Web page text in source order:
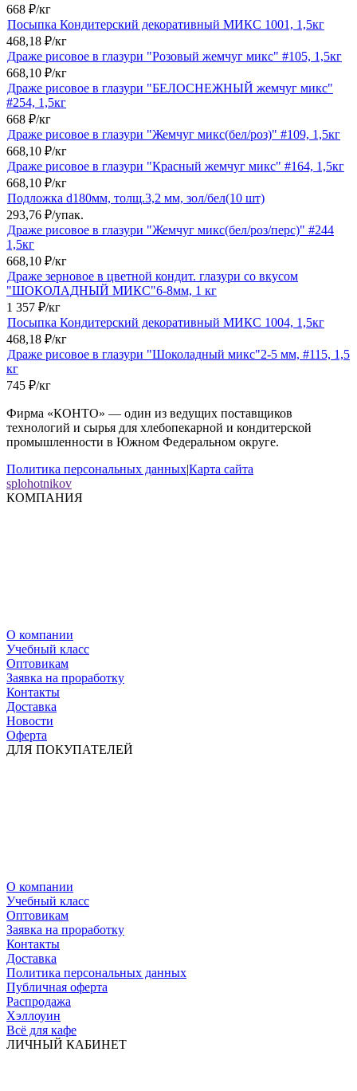
668 ₽/кг
Посыпка Кондитерский декоративный МИКС 1001, 1,5кг
468,18 ₽/кг
Драже рисовое в глазури "Розовый жемчуг микс" #105, 1,5кг
668,10 ₽/кг
Драже рисовое в глазури "БЕЛОСНЕЖНЫЙ жемчуг микс"
#254, 1,5кг
668 ₽/кг
Драже рисовое в глазури "Жемчуг микс(бел/роз)" #109, 1,5кг
668,10 ₽/кг
Драже рисовое в глазури "Красный жемчуг микс" #164, 1,5кг
668,10 ₽/кг
Подложка d180мм, толщ.3,2 мм, зол/бел(10 шт)
293,76 ₽/упак.
Драже рисовое в глазури "Жемчуг микс(бел/роз/перс)" #244
1,5кг
668,10 ₽/кг
Драже зерновое в цветной кондит. глазури со вкусом
"ШОКОЛАДНЫЙ МИКС"6-8мм, 1 кг
1 357 ₽/кг
Посыпка Кондитерский декоративный МИКС 1004, 1,5кг
468,18 ₽/кг
Драже рисовое в глазури "Шоколадный микс"2-5 мм, #115, 1,5
кг
745 ₽/кг
Фирма «КОНТО» — один из ведущих поставщиков
технологий и сырья для хлебопекарной и кондитерской
промышленности в Южном Федеральном округе.
Политика персональных данных|Карта сайта
splohotnikov
КОМПАНИЯ
О компании
Учебный класс
Оптовикам
Заявка на проработку
Контакты
Доставка
Новости
Оферта
ДЛЯ ПОКУПАТЕЛЕЙ
О компании
Учебный класс
Оптовикам
Заявка на проработку
Контакты
Доставка
Политика персональных данных
Публичная оферта
Распродажа
Хэллоуин
Всё для кафе
ЛИЧНЫЙ КАБИНЕТ